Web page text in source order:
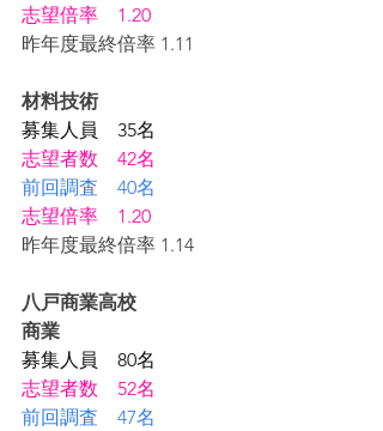
志望倍率　1.20
昨年度最終倍率 1.11
材料技術
募集人員　35名
志望者数　42名
前回調査　40名
志望倍率　1.20
昨年度最終倍率 1.14
八戸商業高校
商業
募集人員　80名
志望者数　52名
前回調査　47名